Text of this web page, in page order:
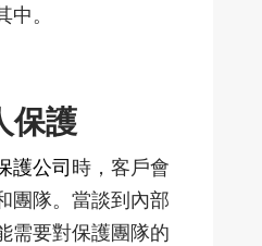
中。
保護
護公司時，客戶會
團隊。當談到內部
需要對保護團隊的